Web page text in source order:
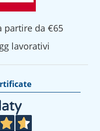
partire da €65
lavorativi